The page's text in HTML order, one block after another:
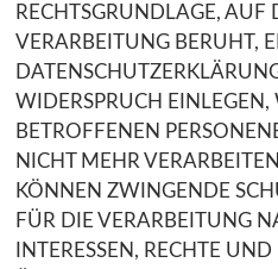
RECHTSGRUNDLAGE, AUF
VERARBEITUNG BERUHT,
WIDERSPRUCH
BETROFFENEN
NICHT MEHR
KÖNNEN ZWINGENDE
FÜR DIE VERARBEITUNG
INTERESSEN, RECHTE